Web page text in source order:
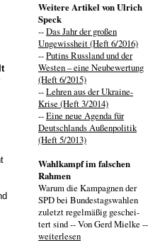
Weitere Artikel von Ulrich
Speck
--Das Jahr der großen
Ungewissheit (Heft 6/2016)
--Putins Russland und der
Westen – eine Neubewertung
(Heft 6/2015)
--Lehren aus der Ukraine-
Krise (Heft 3/2014)
--Eine neue Agenda für
Deutschlands Außenpolitik
(Heft 5/2013)
Wahlkampf im falschen
Rahmen
Warum die Kampagnen der
SPD bei Bundestagswahlen
zuletzt regelmäßig geschei-
tert sind -- Von Gerd Mielke --
weiterlesen